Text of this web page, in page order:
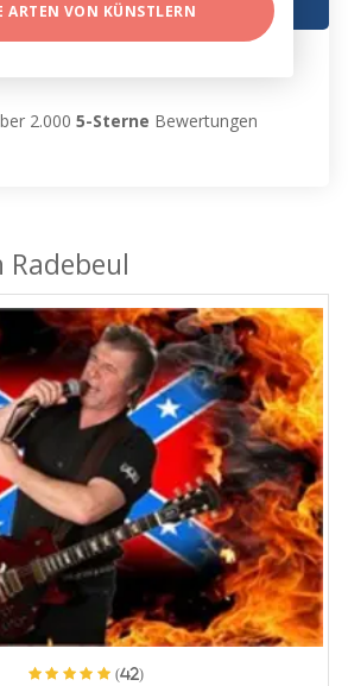
ARTEN VON KÜNSTLERN
2.0005-Sterne Bewertungen
(42)